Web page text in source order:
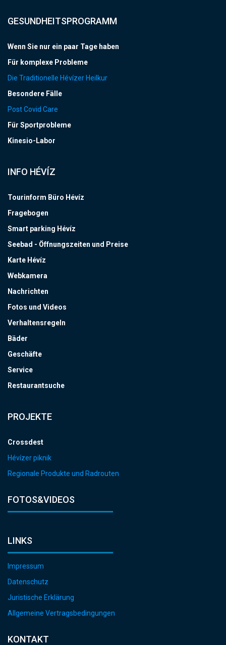
GESUNDHEITSPROGRAMM
Wenn Sie nur ein paar Tage haben
Für komplexe Probleme
Die Traditionelle Hévízer Heilkur
Besondere Fälle
Post Covid Care
Für Sportprobleme
Kinesio-Labor
INFO HÉVÍZ
Tourinform Büro Hévíz
Fragebogen
Smart parking Hévíz
Seebad - Öffnungszeiten und Preise
Karte Hévíz
Webkamera
Nachrichten
Fotos und Videos
Verhaltensregeln
Bäder
Geschäfte
Service
Restaurantsuche
PROJEKTE
Crossdest
Hévízer piknik
Regionale Produkte und Radrouten
FOTOS&VIDEOS
LINKS
Impressum
Datenschutz
Juristische Erklärung
Allgemeine Vertragsbedingungen
KONTAKT